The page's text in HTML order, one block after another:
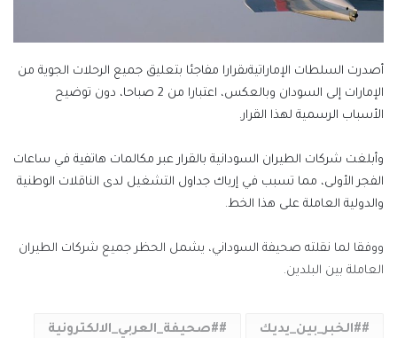
أصدرت السلطات الإماراتيةىقرارا مفاجئا بتعليق جميع الرحلات الجوية من
الإمارات إلى السودان وبالعكس، اعتبارا من 2 صباحا، دون توضيح
الأسباب الرسمية لهذا القرار.
وأبلغت شركات الطيران السودانية بالقرار عبر مكالمات هاتفية في ساعات
الفجر الأولى، مما تسبب في إرباك جداول التشغيل لدى الناقلات الوطنية
والدولية العاملة على هذا الخط.
ووفقا لما نقلته صحيفة السوداني، يشمل الحظر جميع شركات الطيران
العاملة بين البلدين.
#الخبر_بين_يديك #صحيفة_العربي_الالكترونية